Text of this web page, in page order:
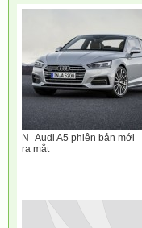
N_Audi A5 phiên bản mới
ra mắt